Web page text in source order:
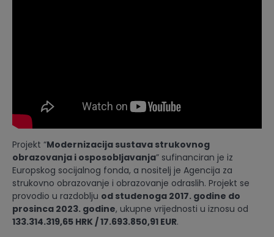
Projekt “Modernizacija sustava strukovnog
obrazovanja i osposobljavanja” sufinanciran je iz
Europskog socijalnog fonda, a nositelj je Agencija za
strukovno obrazovanje i obrazovanje odraslih. Projekt se
provodio u razdoblju od studenoga 2017. godine do
prosinca 2023. godine, ukupne vrijednosti u iznosu od
133.314.319,65 HRK / 17.693.850,91 EUR.